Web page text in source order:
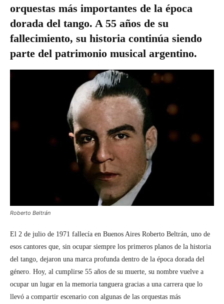
orquestas más importantes de la época
dorada del tango. A 55 años de su
fallecimiento, su historia continúa siendo
parte del patrimonio musical argentino.
Roberto Beltrán
El 2 de julio de 1971 fallecía en Buenos Aires Roberto Beltrán, uno de
esos cantores que, sin ocupar siempre los primeros planos de la historia
del tango, dejaron una marca profunda dentro de la época dorada del
género. Hoy, al cumplirse 55 años de su muerte, su nombre vuelve a
ocupar un lugar en la memoria tanguera gracias a una carrera que lo
llevó a compartir escenario con algunas de las orquestas más